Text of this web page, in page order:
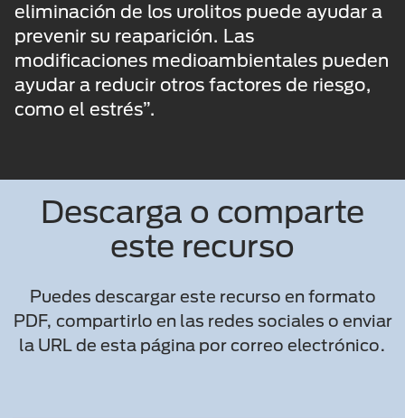
eliminación de los urolitos puede ayudar a
prevenir su reaparición. Las
modificaciones medioambientales pueden
ayudar a reducir otros factores de riesgo,
como el estrés”.
Descarga o comparte
este recurso
Puedes descargar este recurso en formato
PDF, compartirlo en las redes sociales o enviar
la URL de esta página por correo electrónico.